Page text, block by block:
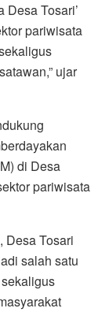
Desa Tosari’
pariwisata
ujar
di Desa
pariwisata
Desa Tosari
salah satu